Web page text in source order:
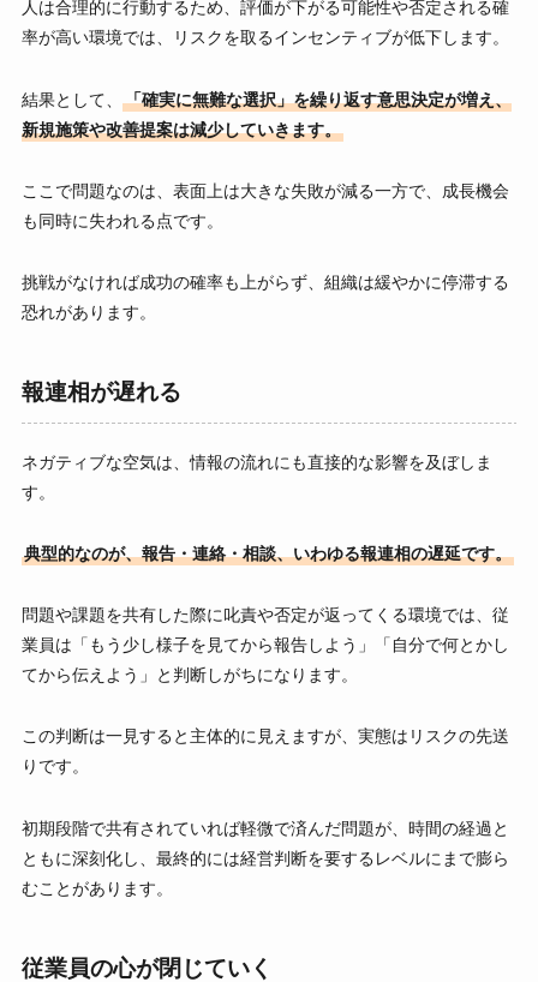
人は合理的に行動するため、評価が下がる可能性や否定される確
率が高い環境では、リスクを取るインセンティブが低下します。
結果として、
「確実に無難な選択」を繰り返す意思決定が増え、
新規施策や改善提案は減少していきます。
ここで問題なのは、表面上は大きな失敗が減る一方で、成長機会
も同時に失われる点です。
挑戦がなければ成功の確率も上がらず、組織は緩やかに停滞する
恐れがあります。
報連相が遅れる
ネガティブな空気は、情報の流れにも直接的な影響を及ぼしま
す。
典型的なのが、報告・連絡・相談、いわゆる報連相の遅延です。
問題や課題を共有した際に叱責や否定が返ってくる環境では、従
業員は「もう少し様子を見てから報告しよう」「自分で何とかし
てから伝えよう」と判断しがちになります。
この判断は一見すると主体的に見えますが、実態はリスクの先送
りです。
初期段階で共有されていれば軽微で済んだ問題が、時間の経過と
ともに深刻化し、最終的には経営判断を要するレベルにまで膨ら
むことがあります。
従業員の心が閉じていく